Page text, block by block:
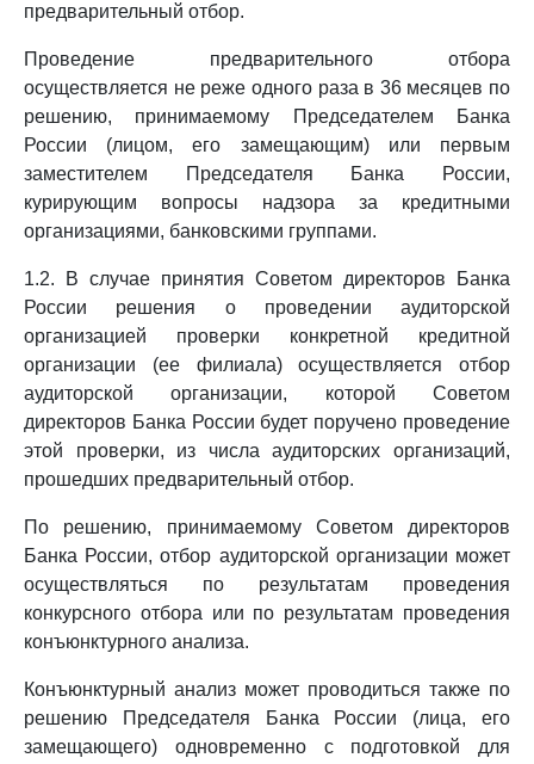
предварительный отбор.
Проведение предварительного отбора
осуществляется не реже одного раза в 36 месяцев по
решению, принимаемому Председателем Банка
России (лицом, его замещающим) или первым
заместителем Председателя Банка России,
курирующим вопросы надзора за кредитными
организациями, банковскими группами.
1.2. В случае принятия Советом директоров Банка
России решения о проведении аудиторской
организацией проверки конкретной кредитной
организации (ее филиала) осуществляется отбор
аудиторской организации, которой Советом
директоров Банка России будет поручено проведение
этой проверки, из числа аудиторских организаций,
прошедших предварительный отбор.
По решению, принимаемому Советом директоров
Банка России, отбор аудиторской организации может
осуществляться по результатам проведения
конкурсного отбора или по результатам проведения
конъюнктурного анализа.
Конъюнктурный анализ может проводиться также по
решению Председателя Банка России (лица, его
замещающего) одновременно с подготовкой для